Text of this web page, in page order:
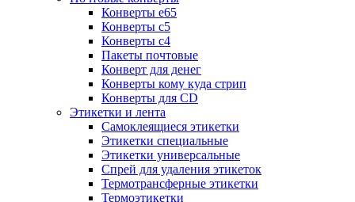
Конверты е65
Конверты с5
Конверты с4
Пакеты почтовые
Конверт для денег
Конверты кому куда стрип
Конверты для CD
Этикетки и лента
Самоклеящиеся этикетки
Этикетки специальные
Этикетки универсальные
Спрей для удаления этикеток
Термотрансферные этикетки
Термоэтикетки